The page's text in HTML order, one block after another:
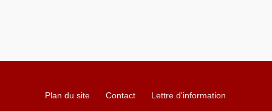
Plan du site Contact Lettre d'information